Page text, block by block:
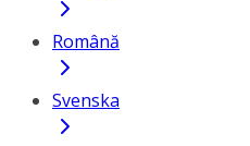
Română
Svenska